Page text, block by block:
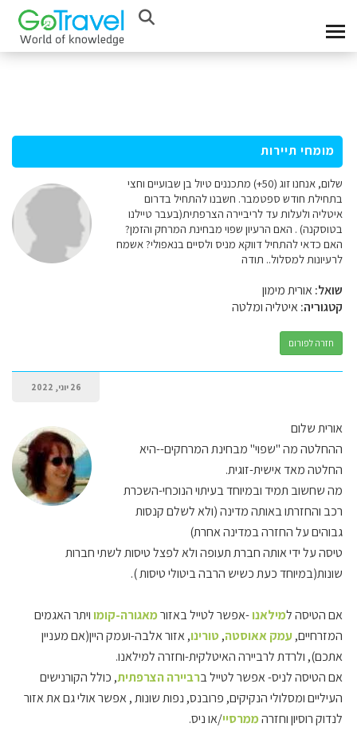
מומחי תיירות
שלום, אנחנו זוג (50+) מתכננים טיול בן שבועיים וחצי
בתחילת חודש ספטמבר. חשבנו להתחיל בדרום
איטליה ולעלות עד לריביירה הצרפתית(בעבר טיילנו
בטוסקנה) . האם הרעיון שפוי מבחינת המרחק והזמן?
האם כדאי להתחיל דווקא מניס ולסיים בנאפולי? אשמח
לרעיונות למסלול.. תודה
שואל:אורית מימון
קטגוריה:איטליה ומלטה
חזרה לפורום
26 יוני, 2022
אורית שלום
ההחלטה מה "שפוי" מבחינת המרחקים--היא
החלטה מאד אישית-זוגית.
מה שחשוב תמיד ובמיוחד בעיתוי הנוכחי-השכרת
רכב והחזרתו באותה מדינה (ולא לשלם קנסות
גבוהים על החזרה במדינה אחרת)
טיסה על ידי אותה חברת תעופה ולא לפצל טיסות לשתי חברות
שונות(במיוחד כעת כשיש הרבה ביטולי טיסות ).
אם הטיסה למילאנו-אפשר לטייל באזורמאגורה-קומו ויתר האגמים
המזרחיים,עמק אאוסטה,טורינו, אזור אלבה-ועמק היין(אם מעניין
אתכם), ולרדת לרביירה האיטלקית-וחזרה למילאנו.
אם הטיסה לניס- אפשר לטייל ברביירה הצרפתית, כולל הקורנישים
העיליים ומסלולי הנקיקים, פרובנס, נפות שונות , אפשר אולי גם את אזור
לנדוק רוסיון וחזרהממרסיי/או ניס.